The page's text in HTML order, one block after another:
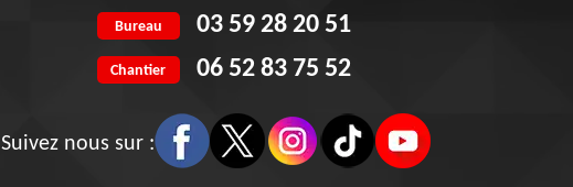
Bureau 03 59 28 20 51
Chantier 06 52 83 75 52
Suivez nous sur :